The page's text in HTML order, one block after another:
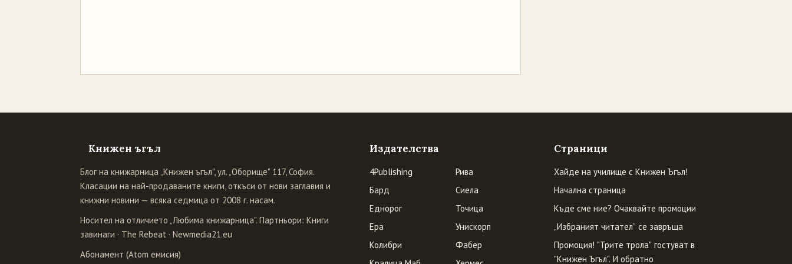
Книжен ъгъл
Блог на книжарница „Книжен ъгъл", ул. „Оборище" 117, София.
Класации на най-продаваните книги, откъси от нови заглавия и
книжни новини — всяка седмица от 2008 г. насам.
Носител на отличието „Любима книжарница". Партньори: Книги
завинаги · The Rebeat · Newmedia21.eu
Абонамент (Atom емисия)
Издателства
4Publishing
Бард
Еднорог
Ера
Колибри
Рива
Сиела
Точица
Унискорп
Фабер
Страници
Хайде на училище с Книжен Ъгъл!
Начална страница
Къде сме ние? Очаквайте промоции
„Избраният читател” се завръща
Промоция! "Трите трола" гостуват в
"Книжен Ъгъл". И обратно